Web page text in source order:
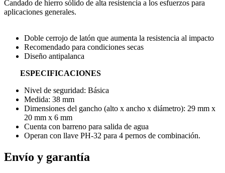
Candado de hierro sólido de alta resistencia a los esfuerzos para
aplicaciones generales.
Doble cerrojo de latón que aumenta la resistencia al impacto
Recomendado para condiciones secas
Diseño antipalanca
ESPECIFICACIONES
Nivel de seguridad: Básica
Medida: 38 mm
Dimensiones del gancho (alto x ancho x diámetro): 29 mm x
20 mm x 6 mm
Cuenta con barreno para salida de agua
Operan con llave PH-32 para 4 pernos de combinación.
Envío y garantía